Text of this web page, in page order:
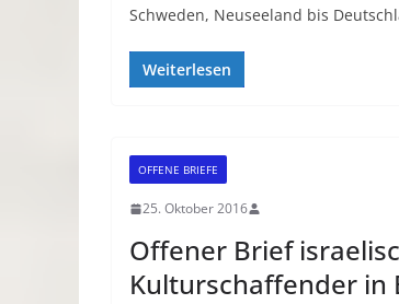
Schweden, Neuseeland bis
Weiterlesen
OFFENE BRIEFE
25. Oktober 2016
Offener Brief
Kulturschaffender in